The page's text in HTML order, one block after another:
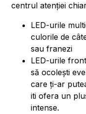
centrul atenției
LED-urile
culorile de
sau franezi
LED-urile
să ocolești
care ți-ar
iti ofera un
intense.